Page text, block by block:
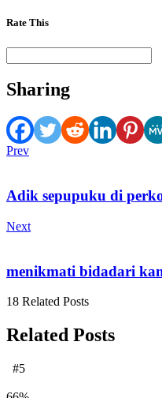
Rate This
Sharing
Prev
Adik sepupuku di
Next
menikmati bidadari
18 Related Posts
Related Posts
#5